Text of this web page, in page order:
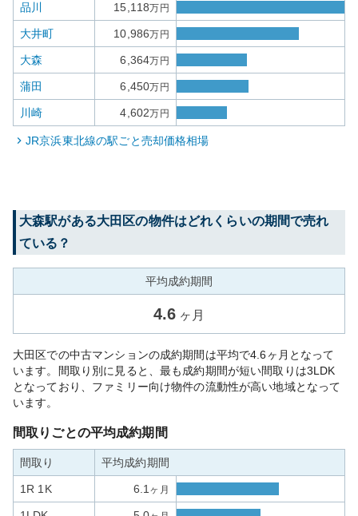
品川 15,118万円
大井町 10,986万円
大森 6,364万円
蒲田 6,450万円
川崎 4,602万円
JR京浜東北線の駅ごと売却価格相場
大森駅がある大田区の物件はどれくらいの期間で売れ
ている？
平均成約期間
4.6 ヶ月
大田区での中古マンションの成約期間は平均で4.6ヶ月となって
います。間取り別に見ると、最も成約期間が短い間取りは3LDK
となっており、ファミリー向け物件の流動性が高い地域となって
います。
間取りごとの平均成約期間
間取り 平均成約期間
1R 1K 6.1 ヶ月